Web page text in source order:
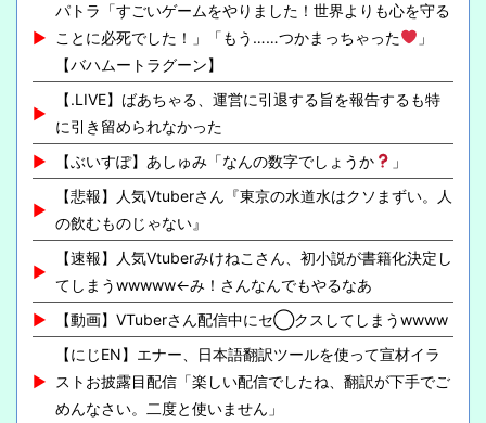
パトラ「すごいゲームをやりました！世界よりも心を守る
ことに必死でした！」「もう……つかまっちゃった
」
【バハムートラグーン】
【.LIVE】ばあちゃる、運営に引退する旨を報告するも特
に引き留められなかった
【ぶいすぽ】あしゅみ「なんの数字でしょうか
」
【悲報】人気Vtuberさん『東京の水道水はクソまずい。人
の飲むものじゃない』
【速報】人気Vtuberみけねこさん、初小説が書籍化決定し
てしまうwwwww←み！さんなんでもやるなあ
【動画】VTuberさん配信中にセ◯クスしてしまうwwww
【にじEN】エナー、日本語翻訳ツールを使って宣材イラ
ストお披露目配信「楽しい配信でしたね、翻訳が下手でご
めんなさい。二度と使いません」